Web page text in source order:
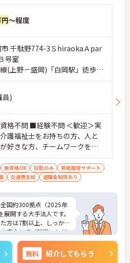
～程度
市 千駄野774-3ＳhiraokaＡpar
号室
(上野－盛岡)「白岡駅」徒歩5
員)
格不問 ■経験不問 ＜歓迎＞実
護福祉士をお持ちの方、人と
好きな方、チームワークを重
無資格OK 日勤のみ
資格取得サポート
交通費支給 退職金制度あり
国約300拠点（2025年
開する大手法人です。
方は7割以上、しっか
安心してご就業いただ
困っている方に、手を
やりがいのあるお仕事
接対策ポイントなど、
無料 紹介してもらう